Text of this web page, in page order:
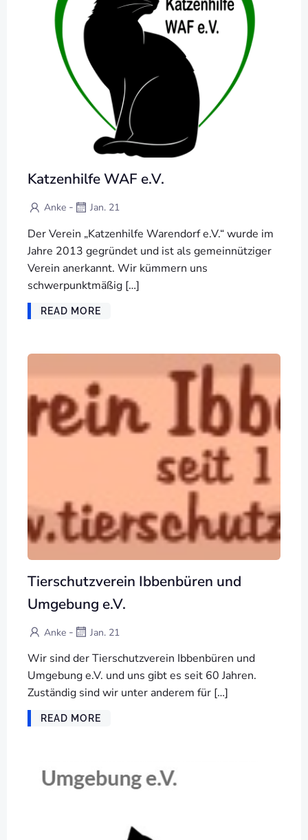
Katzenhilfe WAF e.V.
Anke - Jan. 21
Der Verein „Katzenhilfe Warendorf e.V.“ wurde im
Jahre 2013 gegründet und ist als gemeinnütziger
Verein anerkannt. Wir kümmern uns
schwerpunktmäßig […]
READ MORE
Tierschutzverein Ibbenbüren und
Umgebung e.V.
Anke - Jan. 21
Wir sind der Tierschutzverein Ibbenbüren und
Umgebung e.V. und uns gibt es seit 60 Jahren.
Zuständig sind wir unter anderem für […]
READ MORE